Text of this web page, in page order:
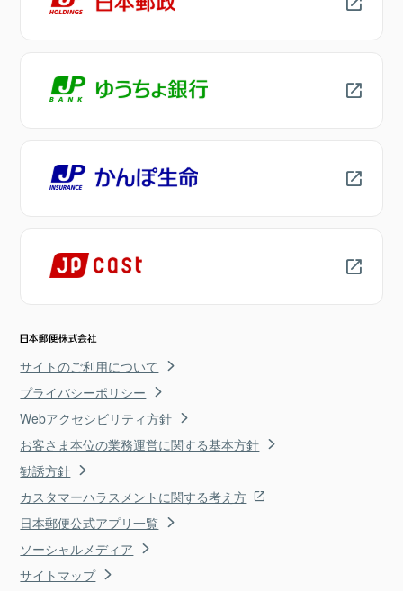
サイトのご利用について
プライバシーポリシー
Webアクセシビリティ方針
お客さま本位の業務運営に関する基本方針
勧誘方針
カスタマーハラスメントに関する考え方
日本郵便公式アプリ一覧
ソーシャルメディア
サイトマップ